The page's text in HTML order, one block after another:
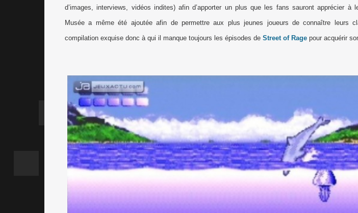
d’images, interviews, vidéos indites) afin d’apporter un plus que les fans sauront apprécier à
Musée a même été ajoutée afin de permettre aux plus jeunes joueurs de connaître leurs
compilation exquise donc à qui il manque toujours les épisodes de Street of Rage pour acquérir